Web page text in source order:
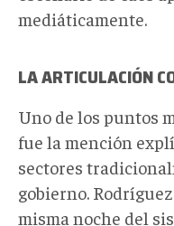
mediáticamente.
LA ARTICULACIÓN
Uno de los puntos
fue la mención
sectores
gobierno.
misma noche del